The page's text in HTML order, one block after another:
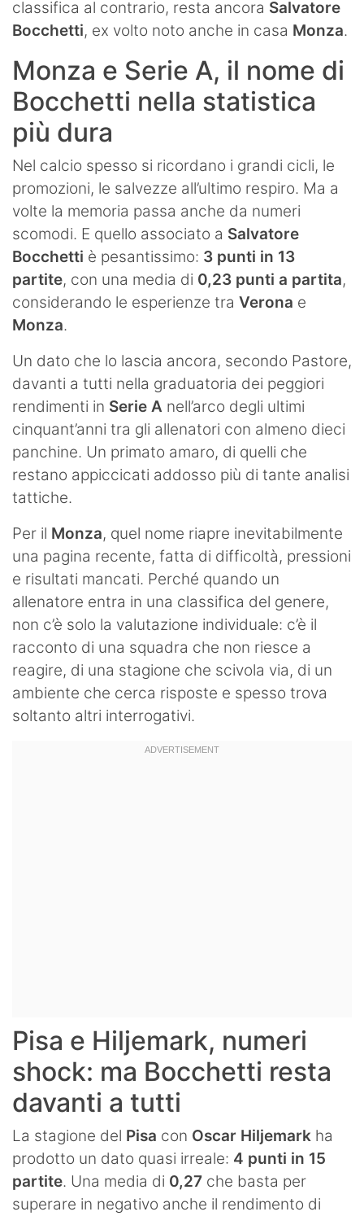
classifica al contrario, resta ancora Salvatore
Bocchetti, ex volto noto anche in casa Monza.
Monza e Serie A, il nome di
Bocchetti nella statistica
più dura
Nel calcio spesso si ricordano i grandi cicli, le
promozioni, le salvezze all’ultimo respiro. Ma a
volte la memoria passa anche da numeri
scomodi. E quello associato a Salvatore
Bocchetti è pesantissimo: 3 punti in 13
partite, con una media di 0,23 punti a partita,
considerando le esperienze tra Verona e
Monza.
Un dato che lo lascia ancora, secondo Pastore,
davanti a tutti nella graduatoria dei peggiori
rendimenti in Serie A nell’arco degli ultimi
cinquant’anni tra gli allenatori con almeno dieci
panchine. Un primato amaro, di quelli che
restano appiccicati addosso più di tante analisi
tattiche.
Per il Monza, quel nome riapre inevitabilmente
una pagina recente, fatta di difficoltà, pressioni
e risultati mancati. Perché quando un
allenatore entra in una classifica del genere,
non c’è solo la valutazione individuale: c’è il
racconto di una squadra che non riesce a
reagire, di una stagione che scivola via, di un
ambiente che cerca risposte e spesso trova
soltanto altri interrogativi.
Pisa e Hiljemark, numeri
shock: ma Bocchetti resta
davanti a tutti
La stagione del Pisa con Oscar Hiljemark ha
prodotto un dato quasi irreale: 4 punti in 15
partite. Una media di 0,27 che basta per
superare in negativo anche il rendimento di